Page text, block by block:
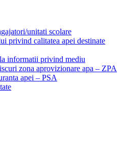
unitati scolare
privind calitatea apei destinate
informatii privind mediu
zona aprovizionare apa – ZPA
apei – PSA